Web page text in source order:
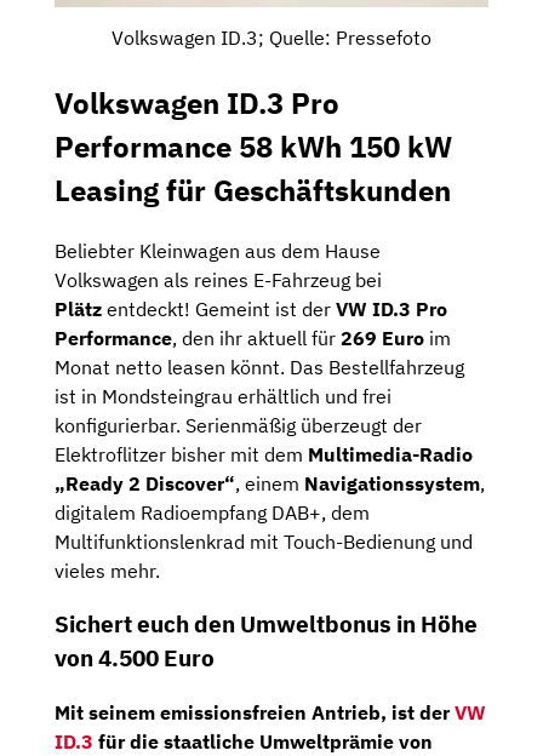
Volkswagen ID.3; Quelle: Pressefoto
Volkswagen ID.3 Pro
Performance 58 kWh 150 kW
Leasing für Geschäftskunden
Beliebter Kleinwagen aus dem Hause
Volkswagen als reines E-Fahrzeug bei
Plätz entdeckt! Gemeint ist der VW ID.3 Pro
Performance, den ihr aktuell für 269 Euro im
Monat netto leasen könnt. Das Bestellfahrzeug
ist in Mondsteingrau erhältlich und frei
konfigurierbar. Serienmäßig überzeugt der
Elektroflitzer bisher mit dem Multimedia-Radio
„Ready 2 Discover“, einem Navigationssystem,
digitalem Radioempfang DAB+, dem
Multifunktionslenkrad mit Touch-Bedienung und
vieles mehr.
Sichert euch den Umweltbonus in Höhe
von 4.500 Euro
Mit seinem emissionsfreien Antrieb, ist derVW
ID.3 für die staatliche Umweltprämie von